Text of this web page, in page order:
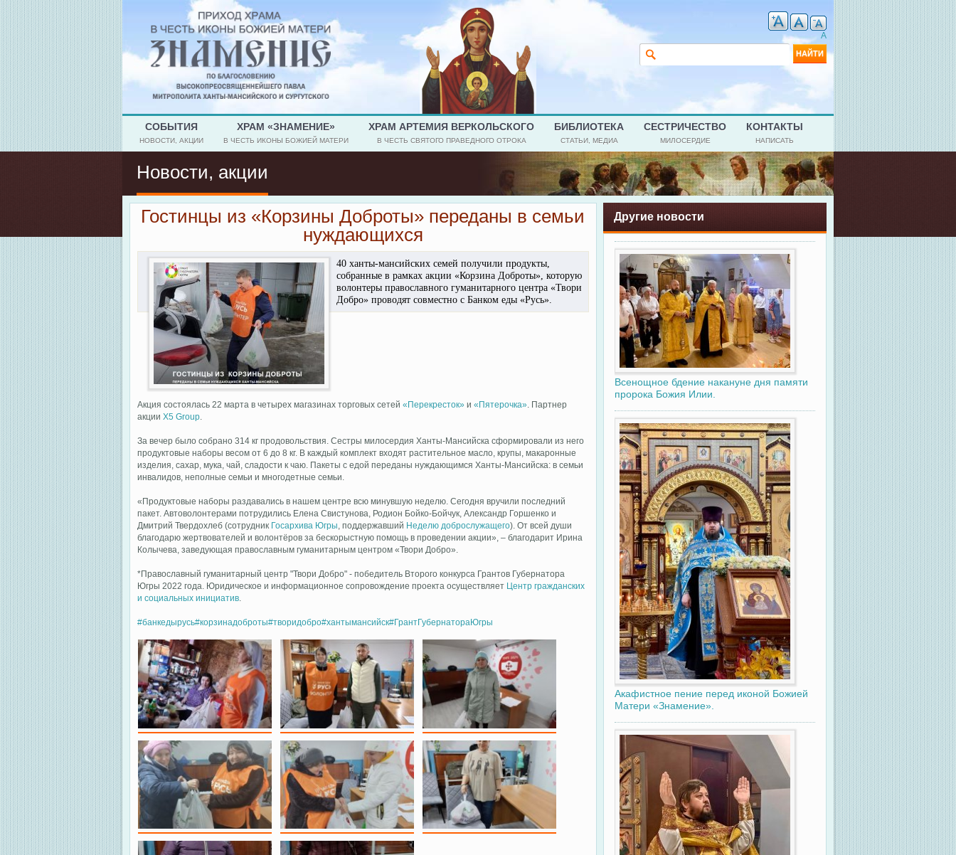
A
Форма поиска Найти
СОБЫТИЯ
НОВОСТИ, АКЦИИ
ХРАМ «ЗНАМЕНИЕ»
В ЧЕСТЬ ИКОНЫ БОЖИЕЙ МАТЕРИ
ХРАМ АРТЕМИЯ ВЕРКОЛЬСКОГО
В ЧЕСТЬ СВЯТОГО ПРАВЕДНОГО ОТРОКА
БИБЛИОТЕКА
СТАТЬИ, МЕДИА
СЕСТРИЧЕСТВО
МИЛОСЕРДИЕ
КОНТАКТЫ
НАПИСАТЬ
Новости, акции
Гостинцы из «Корзины Доброты» переданы в семьи
нуждающихся
40 ханты-мансийских семей получили продукты,
собранные в рамках акции «Корзина Доброты», которую
волонтеры православного гуманитарного центра «Твори
Добро» проводят совместно с Банком еды «Русь».
Акция состоялась 22 марта в четырех магазинах торговых сетей «Перекресток» и «Пятерочка». Партнер
акции X5 Group.
За вечер было собрано 314 кг продовольствия. Сестры милосердия Ханты-Мансийска сформировали из него
продуктовые наборы весом от 6 до 8 кг. В каждый комплект входят растительное масло, крупы, макаронные
изделия, сахар, мука, чай, сладости к чаю. Пакеты с едой переданы нуждающимся Ханты-Мансийска: в семьи
инвалидов, неполные семьи и многодетные семьи.
«Продуктовые наборы раздавались в нашем центре всю минувшую неделю. Сегодня вручили последний
пакет. Автоволонтерами потрудились Елена Свистунова, Родион Бойко-Бойчук, Александр Горшенко и
Дмитрий Твердохлеб (сотрудник Госархива Югры, поддержавший Неделю доброслужащего). От всей души
благодарю жертвователей и волонтёров за бескорыстную помощь в проведении акции», – благодарит Ирина
Колычева, заведующая православным гуманитарным центром «Твори Добро».
*Православный гуманитарный центр "Твори Добро" - победитель Второго конкурса Грантов Губернатора
Югры 2022 года. Юридическое и информационное сопровождение проекта осуществляет Центр гражданских
и социальных инициатив.
#банкедырусь#корзинадоброты#творидобро#хантымансийск#ГрантГубернатораЮгры
Другие новости
Всенощное бдение накануне дня памяти
пророка Божия Илии.
Акафистное пение перед иконой Божией
Матери «Знамение».